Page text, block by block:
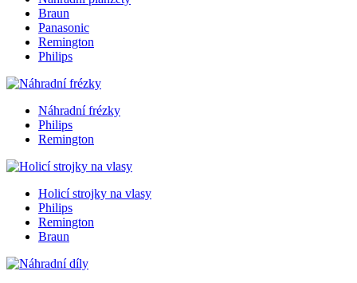
Braun
Panasonic
Remington
Philips
Náhradní frézky
Philips
Remington
Holicí strojky na vlasy
Philips
Remington
Braun